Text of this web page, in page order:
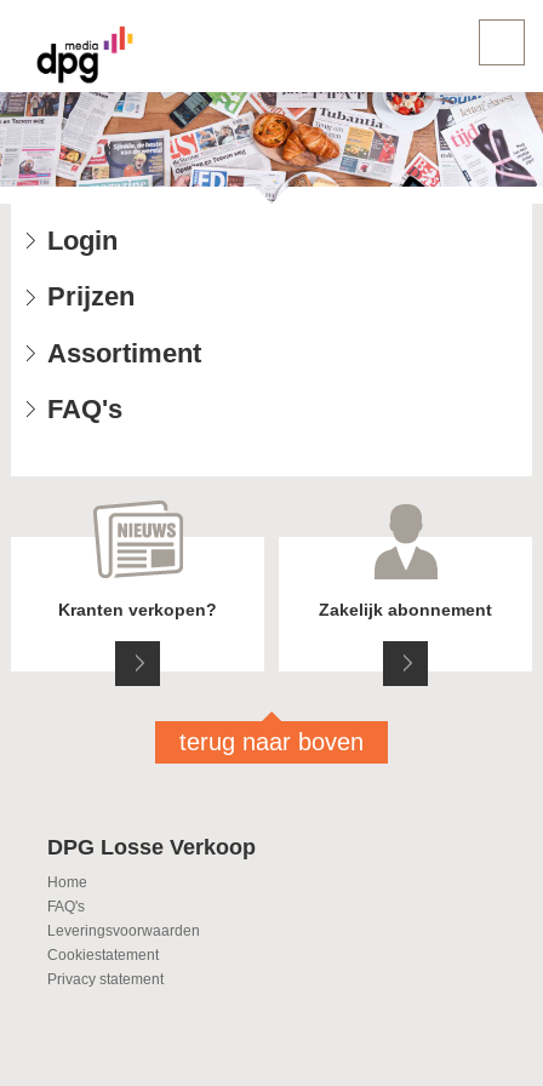
Login
Prijzen
Assortiment
FAQ's
Kranten verkopen? Zakelijk abonnement
terug naar boven
DPG Losse Verkoop
Home
FAQ's
Leveringsvoorwaarden
Cookiestatement
Privacy statement